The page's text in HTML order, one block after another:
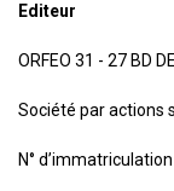
Editeur
ORFEO 31 - 27 BD
Société par actions
N°